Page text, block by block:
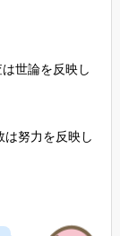
は世論を反映し
は努力を反映し